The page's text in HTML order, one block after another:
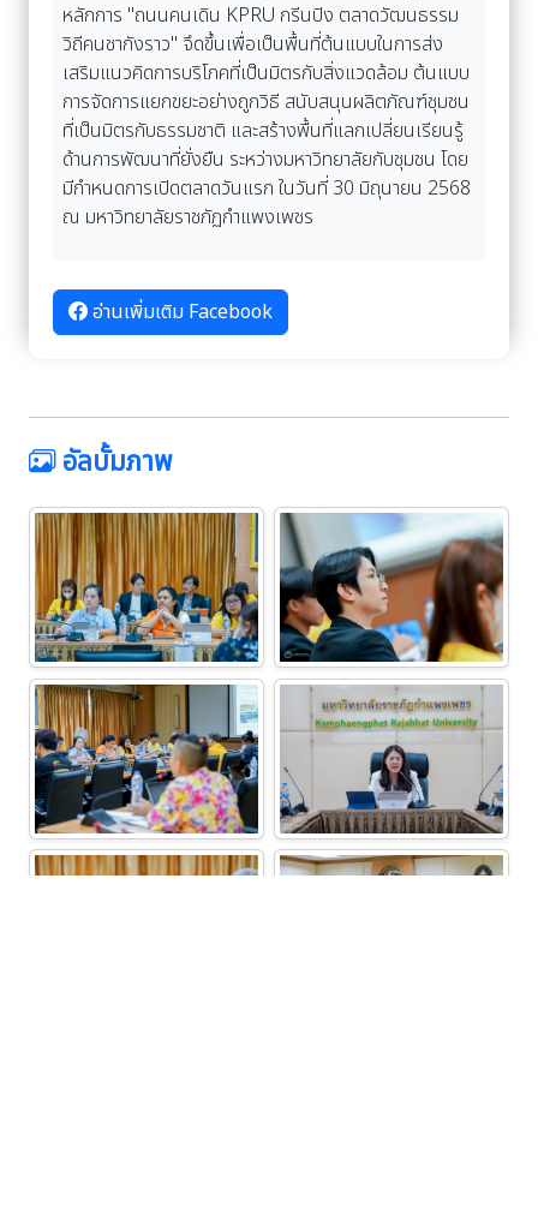
หลักการ "ถนนคนเดิน KPRU กรีนปิง ตลาดวัฒนธรรม
วิถีคนชากังราว" จึดขึ้นเพื่อเป็นพื้นที่ต้นแบบในการส่ง
เสริมแนวคิดการบริโภคที่เป็นมิตรกับสิ่งแวดล้อม ต้นแบบ
การจัดการแยกขยะอย่างถูกวิธี สนับสนุนผลิตภัณฑ์ชุมชน
ที่เป็นมิตรกับธรรมชาติ และสร้างพื้นที่แลกเปลี่ยนเรียนรู้
ด้านการพัฒนาที่ยั่งยืน ระหว่างมหาวิทยาลัยกับชุมชน โดย
มีกำหนดการเปิดตลาดวันแรก ในวันที่ 30 มิถุนายน 2568
ณ มหาวิทยาลัยราชภัฏกำแพงเพชร
อ่านเพิ่มเติม Facebook
อัลบั้มภาพ